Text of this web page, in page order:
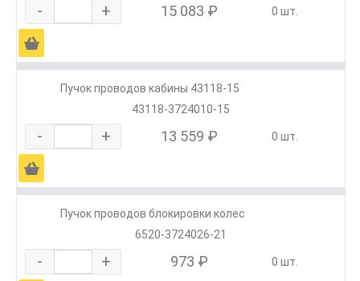
- + 15 083 ₽ 0 шт.
Ä
Пучок проводов кабины 43118-15
43118-3724010-15
- + 13 559 ₽ 0 шт.
Ä
Пучок проводов блокировки колес
6520-3724026-21
- + 973 ₽ 0 шт.